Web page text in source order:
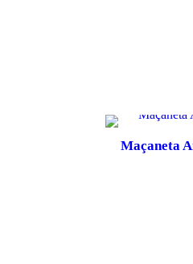
Maçaneta